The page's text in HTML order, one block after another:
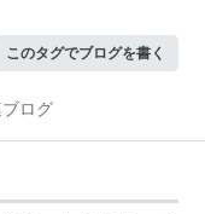
このタグでブログを書く
ログ